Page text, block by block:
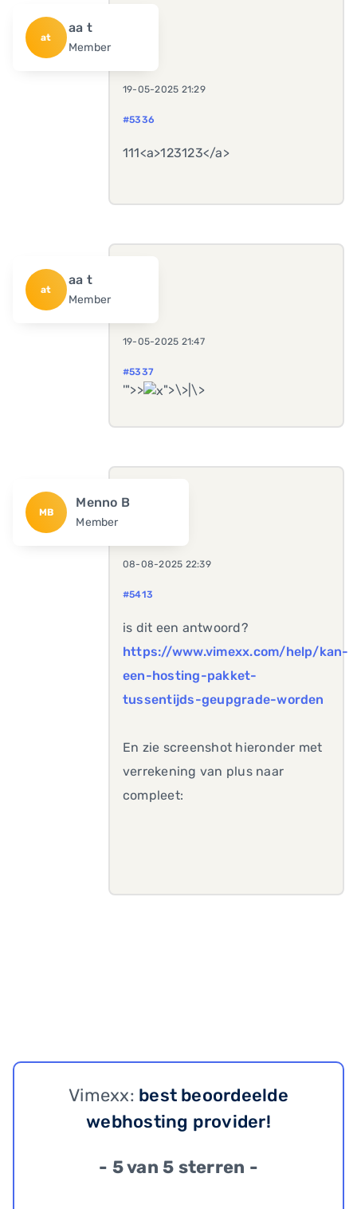
at
aa t
Member
19-05-2025 21:29
#5336
111<a>123123</a>
at
aa t
Member
19-05-2025 21:47
#5337
'">> ">\>|\>
MB
Menno B
Member
08-08-2025 22:39
#5413
is dit een antwoord?
https://www.vimexx.com/help/kan-
een-hosting-pakket-
tussentijds-geupgrade-worden
En zie screenshot hieronder met
verrekening van plus naar
compleet:
Vimexx: best beoordeelde
webhosting provider!
- 5 van 5 sterren -